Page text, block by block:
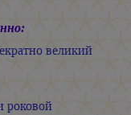
великий
роковой